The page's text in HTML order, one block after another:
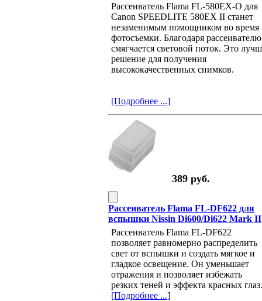
Рассеиватель Flama FL-580EX-O для
Canon SPEEDLITE 580EX II станет
незаменимым помощником во время
фотосъемки. Благодаря рассеивателю
смягчается световой поток. Это
решение для получения
высококачественных снимков.
[Подробнее ...]
389 руб.
Рассеиватель Flama FL-DF622 для
вспышки Nissin Di600/Di622 Mark II
Рассеиватель Flama FL-DF622
позволяет равномерно распределить
свет от вспышки и создать мягкое и
гладкое освещение. Он уменьшает
отражения и позволяет избежать
резких теней и эффекта красных глаз.
[Подробнее ...]